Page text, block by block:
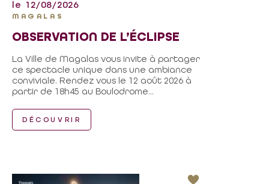
le 12/08/2026
MAGALAS
OBSERVATION DE L’ÉCLIPSE
La Ville de Magalas vous invite à partager
ce spectacle unique dans une ambiance
conviviale. Rendez vous le 12 août 2026 à
partir de 18h45 au Boulodrome...
DÉCOUVRIR